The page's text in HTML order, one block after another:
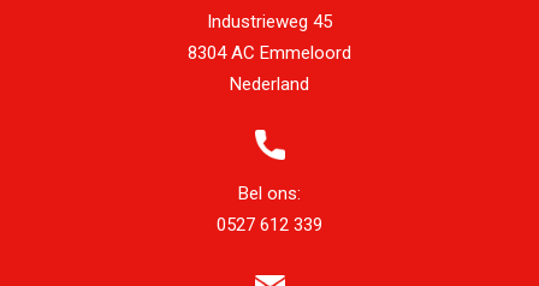
Industrieweg 45
8304 AC Emmeloord
Nederland
Bel ons:
0527 612 339